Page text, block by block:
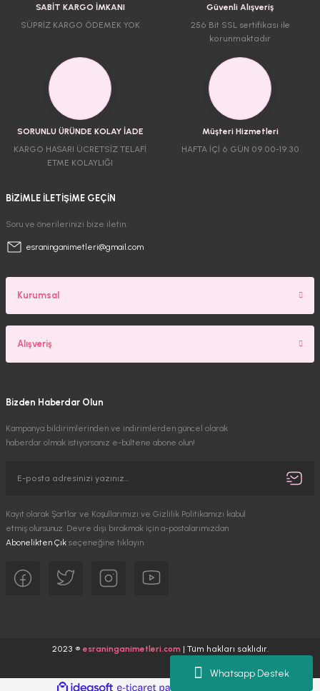
Whatsapp Destek
SABİT KARGO İMKANI
SÜPRİZ KARGO ÖDEMEK YOK
Güvenli Alışveriş
256 Bit SSL sertifikası ile
korunmaktadır
SORUNLU ÜRÜNDE KOLAY İADE
KARGO HASARI ÜCRETSİZ TELAFİ
ETME KOLAYLIĞI
Müşteri Hizmetleri
HAFTA İÇİ 6 GÜN 09.00-19.30
BİZİMLE İLETİŞİME GEÇİN
Soru ve önerilerinizi bize iletin.
esraninganimetleri@gmail.com
Kurumsal
Alışveriş
Bizden Haberdar Olun
Kampanya bildirimlerinden ve indirimlerden güncel olarak
haberdar olmak istiyorsanız e-bültene abone olun!
Kayıt olarak Şartlar ve Koşullarımızı ve Gizlilik Politikamızı kabul
etmiş olursunuz. Devre dışı bırakmak için a-postalarımızdan
Abonelikten Çık seçeneğine tıklayın.
2023 ® esraninganimetleri.com| Tüm hakları saklıdır.
ideasoft